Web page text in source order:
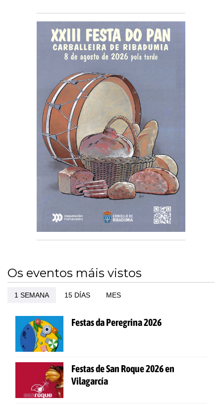
Os eventos máis vistos
1 SEMANA 15 DÍAS MES
Festas da Peregrina 2026
Festas de San Roque 2026 en
Vilagarcía